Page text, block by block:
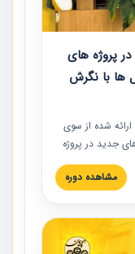
پروژه های
ها با نگرش
شده از سوی
جدید در پروژه
نگرش قراردادی
کشور ارائه شد.
شده است.
مشاهده دوره